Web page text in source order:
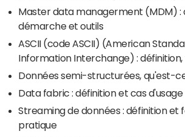
Master data managerment (MDM) :
démarche et outils
ASCII (code ASCII) (American
Information Interchange) :
Données semi-structurées, qu'est-
Data fabric : définition et cas d'usage
Streaming de données : définition
pratique